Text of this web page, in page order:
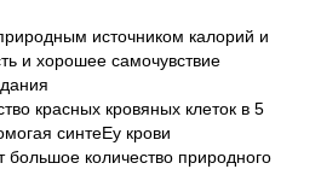
источником калорий и
и хорошее самочувствие
красных кровяных клеток в 5
синтеЕу крови
большое количество природного